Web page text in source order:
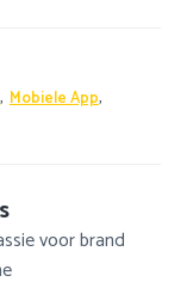
, Mobiele App,
voor brand